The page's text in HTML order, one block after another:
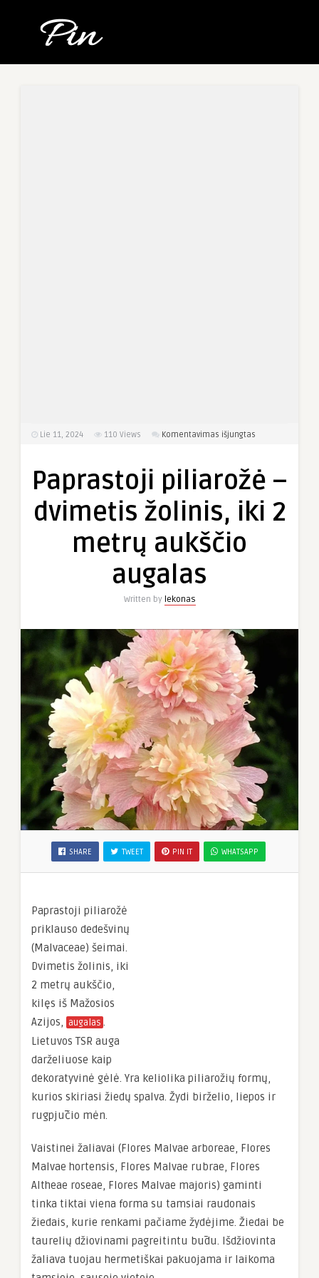
Lie 11, 2024 110 Views Komentavimas išjungtas
–
žolinis,
Paprastoji piliarožė –
dvimetis žolinis, iki 2
metrų aukščio
augalas
Written by lekonas
SHARE TWEET PIN IT WHATSAPP
Paprastoji piliarožė
priklauso dedešvinų
(Malvaceae) šeimai.
Dvimetis žolinis, iki
2 metrų aukščio,
kilęs iš Mažosios
Azijos, augalas .
Lietuvos TSR auga
darželiuose kaip
dekoratyvinė gėlė. Yra keliolika piliarožių formų,
kurios skiriasi žiedų spalva. Žydi birželio, liepos ir
rugpjūčio mėn.
Vaistinei žaliavai (Flores Malvae arboreae, Flores
Malvae hortensis, Flores Malvae rubrae, Flores
Altheae roseae, Flores Malvae majoris) gaminti
tinka tiktai viena forma su tamsiai raudonais
žiedais, kurie renkami pačiame žydėjime. Žiedai be
taurelių džiovinami pagreitintu būdu. Išdžiovinta
žaliava tuojau hermetiškai pakuojama ir laikoma